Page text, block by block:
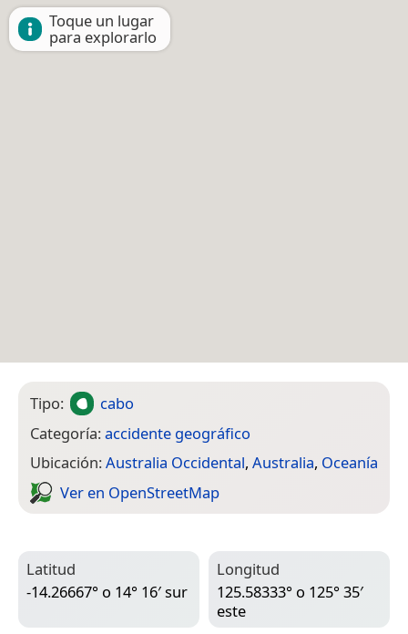
Toque un lugar
para explorarlo
Tipo:
cabo
Categoría:accidente geográfico
Ubicación:Australia Occidental, Australia, Oceanía
Ver en Open­Street­Map
Latitud
-14.26667° o 14° 16′ sur
Longitud
125.58333° o 125° 35′
este